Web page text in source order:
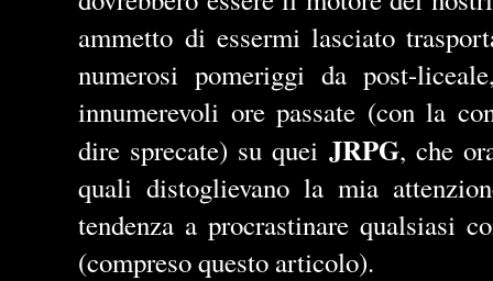
ammetto di essermi lasciato
numerosi pomeriggi da post-
innumerevoli ore passate (con la
dire sprecate) su queiJRPG, che
quali distoglievano la mia
tendenza a procrastinare qualsiasi
(compreso questo articolo).